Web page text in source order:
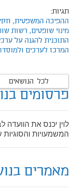
תגיות:
ההפיכה המשפטית,
מינוי שופטים, רשות
התוכנית להגנה על
המרכז לערכים
לכל הנושאים
פרסומים
המשמעויות
מאמרים